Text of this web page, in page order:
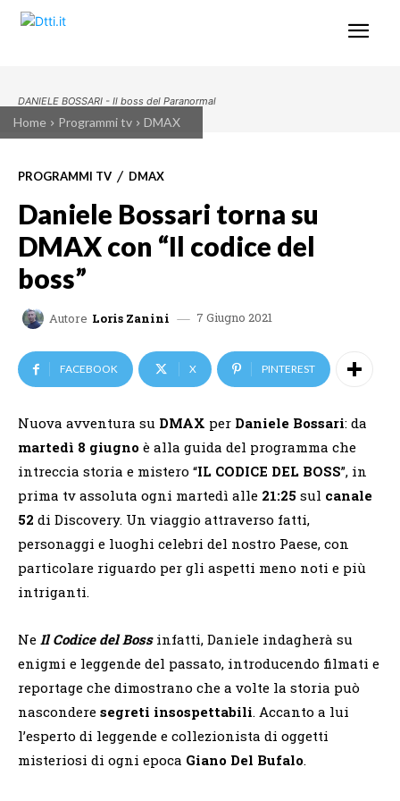
Home Programmi tv DMAX
DANIELE BOSSARI - Il boss del Paranormal
PROGRAMMI TV DMAX
Daniele Bossari torna su
DMAX con “Il codice del
boss”
Autore Loris Zanini 7 Giugno 2021
FACEBOOK X PINTEREST
Nuova avventura su DMAX per Daniele Bossari: da
martedì 8 giugno è alla guida del programma che
intreccia storia e mistero “IL CODICE DEL BOSS”, in
prima tv assoluta ogni martedì alle 21:25 sul canale
52 di Discovery. Un viaggio attraverso fatti,
personaggi e luoghi celebri del nostro Paese, con
particolare riguardo per gli aspetti meno noti e più
intriganti.
Ne Il Codice del Bossinfatti, Daniele indagherà su
enigmi e leggende del passato, introducendo filmati e
reportage che dimostrano che a volte la storia può
nascondere segreti insospettabili. Accanto a lui
l’esperto di leggende e collezionista di oggetti
misteriosi di ogni epoca Giano Del Bufalo.